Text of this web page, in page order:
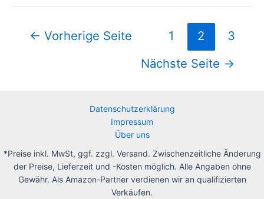
Rossmann
← Vorherige Seite 1 2
3
Nächste Seite →
Datenschutzerklärung
Impressum
Über uns
*Preise inkl. MwSt, ggf. zzgl. Versand. Zwischenzeitliche Änderung
der Preise, Lieferzeit und -Kosten möglich. Alle Angaben ohne
Gewähr. Als Amazon-Partner verdienen wir an qualifizierten
Verkäufen.